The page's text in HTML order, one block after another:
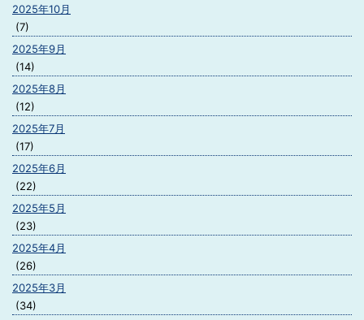
2025年10月
(7)
2025年9月
(14)
2025年8月
(12)
2025年7月
(17)
2025年6月
(22)
2025年5月
(23)
2025年4月
(26)
2025年3月
(34)